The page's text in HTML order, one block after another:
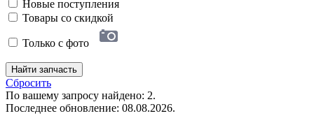
Новые поступления
Товары со скидкой
Только с фото
Найти запчасть
Сбросить
По вашему запросу найдено: 2.
Последнее обновление: 08.08.2026.